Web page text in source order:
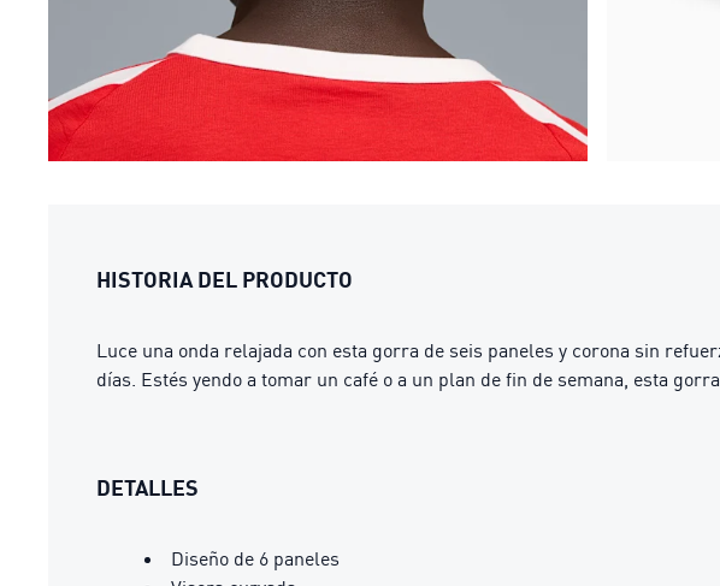
HISTORIA DEL PRODUCTO
Luce una onda relajada con esta gorra de seis paneles y corona sin
días. Estés yendo a tomar un café o a un plan de fin de semana, esta
DETALLES
Diseño de 6 paneles